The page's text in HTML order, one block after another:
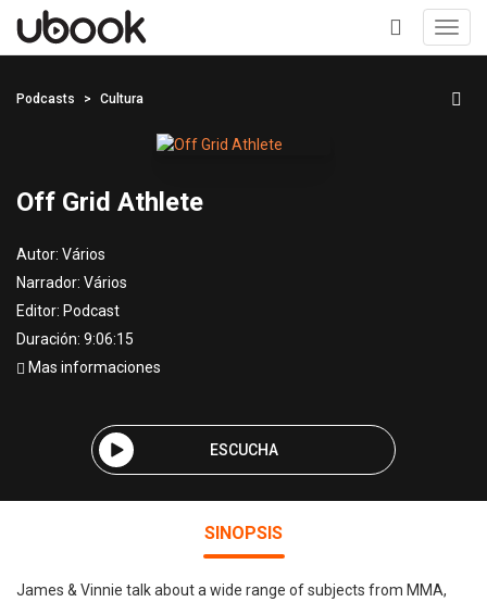
+
Podcasts Cultura
Off Grid Athlete
Autor: Vários
Narrador: Vários
Editor: Podcast
Duración: 9:06:15
Mas informaciones
ESCUCHA
SINOPSIS
James & Vinnie talk about a wide range of subjects from MMA,